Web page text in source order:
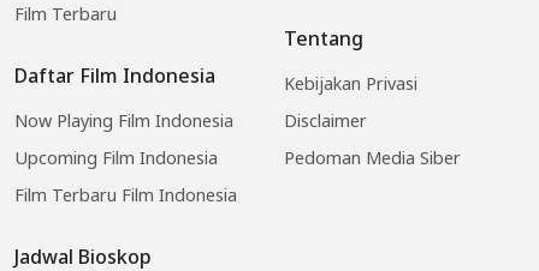
Film Terbaru
Daftar Film Indonesia
Now Playing Film Indonesia
Upcoming Film Indonesia
Film Terbaru Film Indonesia
Jadwal Bioskop
Tentang
Kebijakan Privasi
Disclaimer
Pedoman Media Siber